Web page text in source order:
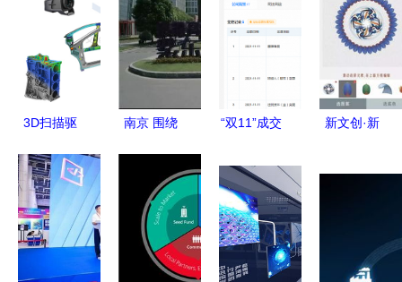
3D扫描驱
化创意软件
开发 现状
与前景
南京 围绕
同创新，数
字文化创意
助推产学研
新生态
“双11”成交
京东、阿里
盘中上
演“冰火两
重天”——
新文创·新
文化创意软